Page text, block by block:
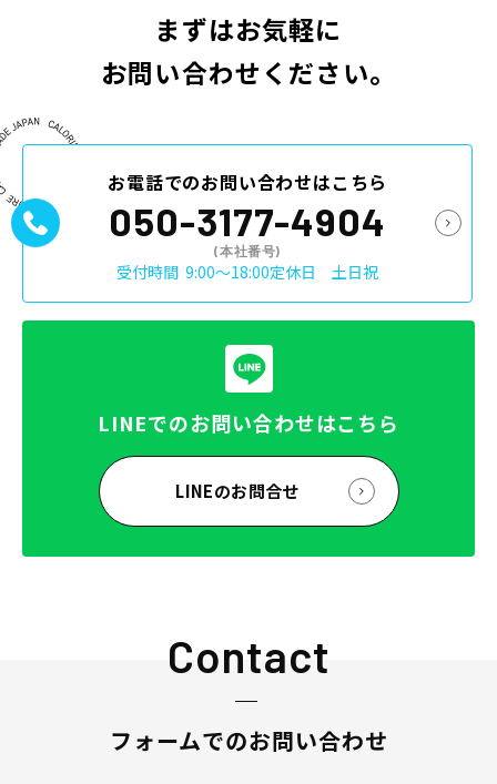
まずはお気軽に
お問い合わせください。
お電話でのお問い合わせはこちら
050-3177-4904
(本社番号)
受付時間 9:00〜18:00定休日 土日祝
LINEでのお問い合わせはこちら
LINEのお問合せ
Contact
フォームでのお問い合わせ